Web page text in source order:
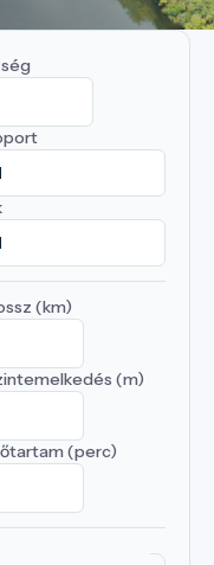
(km)
(m)
(perc)